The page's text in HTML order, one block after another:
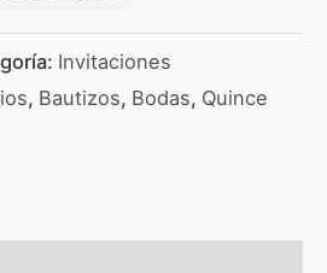
Invitaciones
, Bautizos, Bodas, Quince